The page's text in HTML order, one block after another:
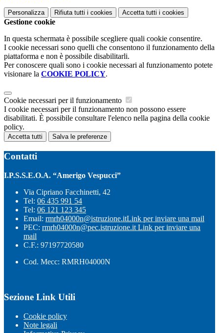
Personalizza Rifiuta tutti i cookies Accetta tutti i cookies
Gestione cookie
In questa schermata è possibile scegliere quali cookie consentire.
I cookie necessari sono quelli che consentono il funzionamento della
piattaforma e non è possibile disabilitarli.
Per conoscere quali sono i cookie necessari al funzionamento potete
visionare la COOKIE POLICY.
Cookie necessari per il funzionamento
I cookie necessari per il funzionamento non possono essere
disabilitati. È possibile consultare l'elenco nella pagina della cookie
policy.
Accetta tutti Salva le preferenze
Contatti
I.P.S.S.E.O.A. “Amerigo Vespucci”
Via Cipriano Facchinetti, 42
Tel: 06 435 991 54
Tel: 06 121 123 345
Email: rmrh04000n@istruzione.itLink per inviare una mail
PEC: rmrh04000n@pec.istruzione.it Link per inviare una
mail
C.F.: 97197720580
Cod. Mecc: RMRH04000N
Sezione Link Utili
Cookie policy
Note legali